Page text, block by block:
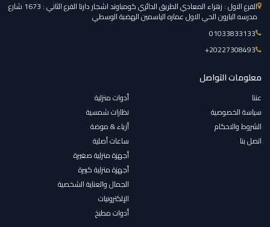
الفرع الاول : زهراء المعادي الطريق الدائري كومباوند اشجار دارنا الفرع الثاني : 1673 شارع
مدرسه البارون الحي الاول عماره الياسمين الهضبة الوسطي
01033833133
‎+20227308493
معلومات التواصل
عننا
سياسة الخصوصية
الشروط والاحكام
اتصل بنا
أدوات منزلية
نظارات شمسية
أزياء & موضة
ساعات أصلية
أجهزة منزلية صغيرة
أجهزة منزلية كبيرة
الجمال والعناية الشخصية
الإلكترونيات
أدوات مطبخ